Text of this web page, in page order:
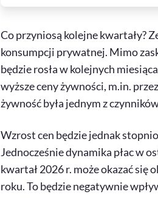
Co przyniosą kolejne kwartały?
konsumpcji prywatnej. Mimo
będzie rosła w kolejnych
wyższe ceny żywności, m.in.
żywność była jednym z
Wzrost cen będzie jednak
Jednocześnie dynamika płac w
kwartał 2026 r. może okazać się
roku. To będzie negatywnie